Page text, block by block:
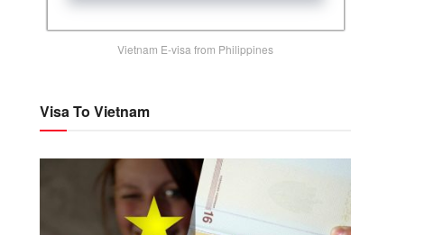
Vietnam E-visa from Philippines
Visa To Vietnam